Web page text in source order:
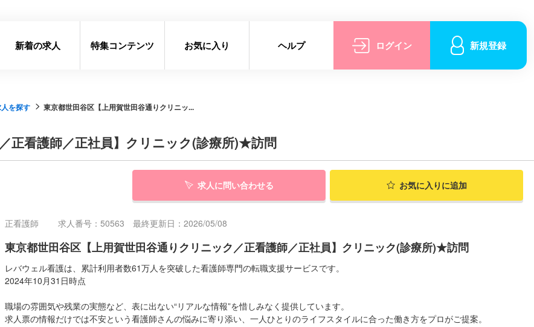
新着の求人 特集コンテンツ お気に入り ヘルプ ログイン 新規登録
を探す 東京都世田谷区【上用賀世田谷通りクリニッ...
正看護師／正社員】クリニック(診療所)★訪問
求人に問い合わせる お気に入りに追加
正看護師 求人番号：50563 最終更新日：2026/05/08
東京都世田谷区【上用賀世田谷通りクリニック／正看護師／正社員】クリニック(診療所)★訪問
レバウェル看護は、累計利用者数61万人を突破した看護師専門の転職支援サービスです。
2024年10月31日時点
職場の雰囲気や残業の実態など、表に出ない“リアルな情報”を惜しみなく提供しています。
求人票の情報だけでは不安という看護師さんの悩みに寄り添い、一人ひとりのライフスタイルに合った働き方をプロがご提案。